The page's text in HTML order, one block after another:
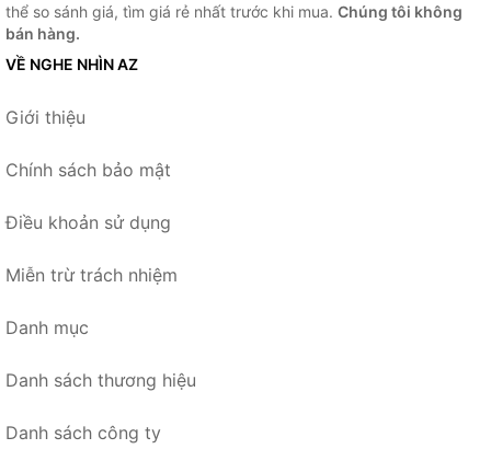
thể so sánh giá, tìm giá rẻ nhất trước khi mua. Chúng tôi không
bán hàng.
VỀ NGHE NHÌN AZ
Giới thiệu
Chính sách bảo mật
Điều khoản sử dụng
Miễn trừ trách nhiệm
Danh mục
Danh sách thương hiệu
Danh sách công ty